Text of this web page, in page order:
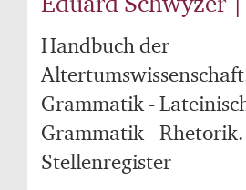
Handbuch der
Grammatik -
Grammatik - Rhetorik.
Stellenregister